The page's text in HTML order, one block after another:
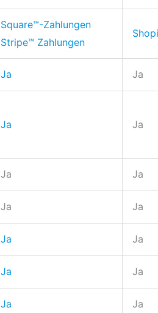
Square™-Zahlungen
Stripe™ Zahlungen
Ja Ja
Ja Ja
Ja Ja
Ja Ja
Ja Ja
Ja Ja
Ja Ja